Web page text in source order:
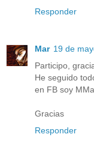
Responder
Mar 19 de
Participo,
He seguido
en FB soy
Gracias
Responder